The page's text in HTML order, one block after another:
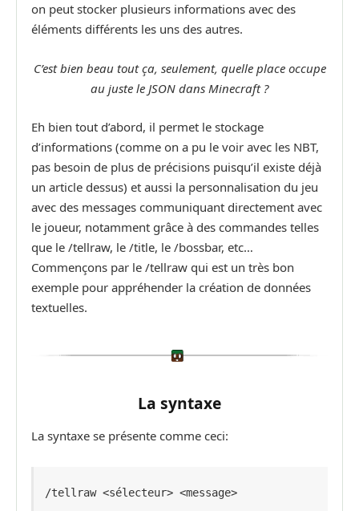
on peut stocker plusieurs informations avec des
éléments différents les uns des autres.
C’est bien beau tout ça, seulement, quelle place occupe
au juste le JSON dans Minecraft ?
Eh bien tout d’abord, il permet le stockage
d’informations (comme on a pu le voir avec les NBT,
pas besoin de plus de précisions puisqu’il existe déjà
un article dessus) et aussi la personnalisation du jeu
avec des messages communiquant directement avec
le joueur, notamment grâce à des commandes telles
que le /tellraw, le /title, le /bossbar, etc…
Commençons par le /tellraw qui est un très bon
exemple pour appréhender la création de données
textuelles.
La syntaxe
La syntaxe se présente comme ceci:
/tellraw <sélecteur> <message>